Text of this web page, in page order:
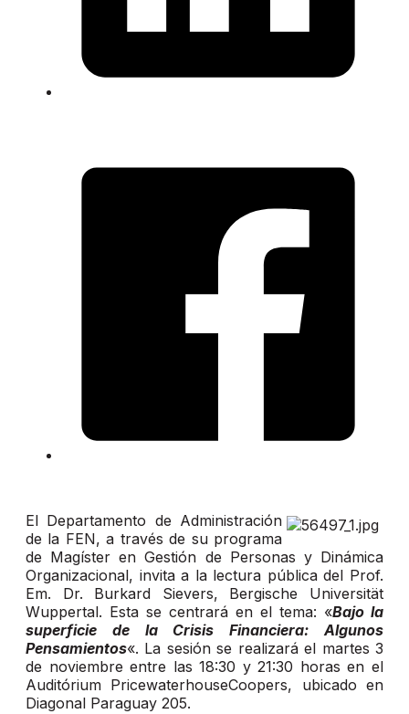
El Departamento de Administración
de la FEN, a través de su programa
de Magíster en Gestión de Personas y Dinámica
Organizacional, invita a la lectura pública del Prof.
Em. Dr. Burkard Sievers, Bergische Universität
Wuppertal. Esta se centrará en el tema: «Bajo la
superficie de la Crisis Financiera: Algunos
Pensamientos«. La sesión se realizará el martes 3
de noviembre entre las 18:30 y 21:30 horas en el
Auditórium PricewaterhouseCoopers, ubicado en
Diagonal Paraguay 205.